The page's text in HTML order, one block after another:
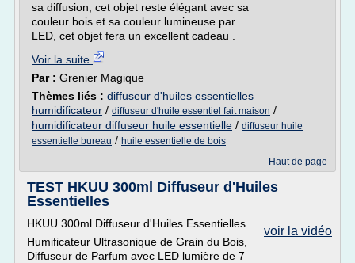
sa diffusion, cet objet reste élégant avec sa
couleur bois et sa couleur lumineuse par
LED, cet objet fera un excellent cadeau .
Voir la suite
Par : Grenier Magique
Thèmes liés : diffuseur d'huiles essentielles
humidificateur / diffuseur d'huile essentiel fait maison /
humidificateur diffuseur huile essentielle / diffuseur huile
essentielle bureau / huile essentielle de bois
Haut de page
TEST HKUU 300ml Diffuseur d'Huiles
Essentielles
voir la vidéo
HKUU 300ml Diffuseur d'Huiles Essentielles
Humificateur Ultrasonique de Grain du Bois,
Diffuseur de Parfum avec LED lumière de 7